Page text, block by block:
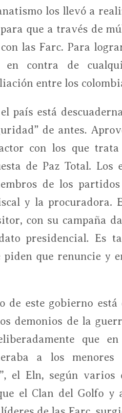
los llevó a
que a través de
las Farc. Para
en contra de
entre los
país está
de antes.
con los que
de Paz Total. Los
de los
y la procuradora.
con su campaña
presidencial. Es
piden que renuncie y
de este gobierno
demonios de la
que
a los
el Eln, según
el Clan del Golfo y